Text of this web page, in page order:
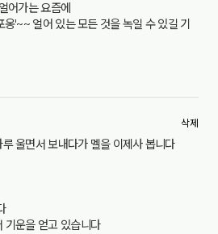
어가는 요즘에
'~~ 얼어 있는 모든 것을 녹일 수 있길 기
삭제
울면서 보내다가 멜을 이제사 봅니다
기운을 얻고 있습니다